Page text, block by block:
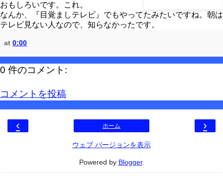
おもしろいです。これ。
なんか、『目覚ましテレビ』でもやってたみたいですね。朝は
テレビ見ない人なので、知らなかったです。
at 0:00
0 件のコメント:
コメントを投稿
‹ ›
ホーム
ウェブ バージョンを表示
Powered by Blogger.